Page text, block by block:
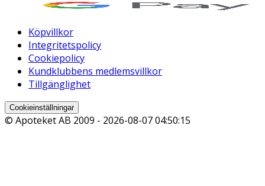
Köpvillkor
Integritetspolicy
Cookiepolicy
Kundklubbens medlemsvillkor
Tillgänglighet
Cookieinställningar
© Apoteket AB 2009 - 2026-08-07 04:50:15